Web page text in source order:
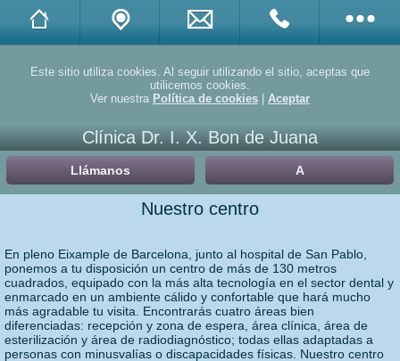
Twitter
Facebook
Linkedin
Yelp
Doctoralia
Promociones
Este sitio utiliza cookies. Al seguir utilizando el sitio, aceptas que
utilicemos cookies.
Ver nuestra Política de cookies Aceptar
Clínica Dr. I. X. Bon de Juana
Llámanos A
Nuestro centro
En pleno Eixample de Barcelona, junto al hospital de San Pablo,
ponemos a tu disposición un centro de más de 130 metros
cuadrados, equipado con la más alta tecnología en el sector dental y
enmarcado en un ambiente cálido y confortable que hará mucho
más agradable tu visita. Encontrarás cuatro áreas bien
diferenciadas: recepción y zona de espera, área clínica, área de
esterilización y área de radiodiagnóstico; todas ellas adaptadas a
personas con minusvalías o discapacidades físicas. Nuestro centro